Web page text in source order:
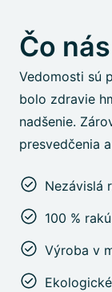
Čo
Vedomosti sú
bolo zdravie
nadšenie.
presvedčenia
Nezávislá
100 %
Výroba v